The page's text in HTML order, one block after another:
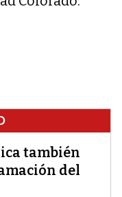
también
del